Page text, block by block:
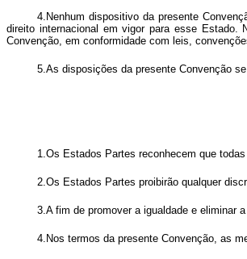
4.Nenhum dispositivo da presente
direito internacional em vigor para esse Estado.
Convenção, em conformidade com leis,
5.As disposições da presente Convenção
1.Os Estados Partes reconhecem que
2.Os Estados Partes proibirão qualquer
3.A fim de promover a igualdade e eliminar
4.Nos termos da presente Convenção, as